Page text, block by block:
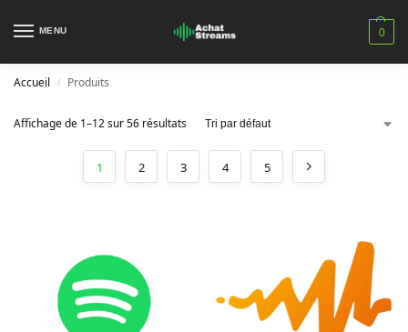
MENU 0
Accueil / Produits
Affichage de 1–12 sur 56 résultats
1 2 3 4 5